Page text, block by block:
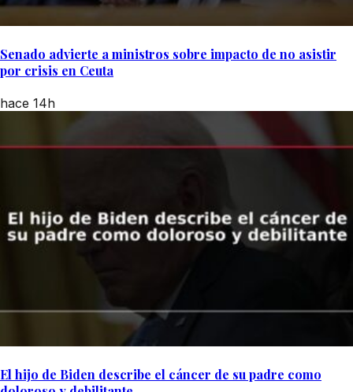
Senado advierte a ministros sobre impacto de no asistir
por crisis en Ceuta
hace 14h
El hijo de Biden describe el cáncer de su padre como